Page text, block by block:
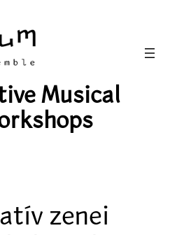
Musical
zenei